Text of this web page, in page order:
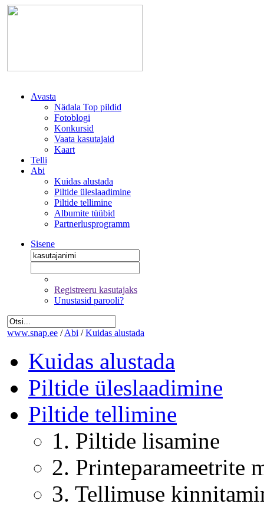
Avasta
Nädala Top pildid
Fotoblogi
Konkursid
Vaata kasutajaid
Kaart
Telli
Abi
Kuidas alustada
Piltide üleslaadimine
Piltide tellimine
Albumite tüübid
Partnerlusprogramm
Sisene
Registreeru kasutajaks
Unustasid parooli?
www.snap.ee / Abi / Kuidas alustada
Kuidas alustada
Piltide üleslaadimine
Piltide tellimine
1. Piltide lisamine
2. Printeparameetrite
3. Tellimuse